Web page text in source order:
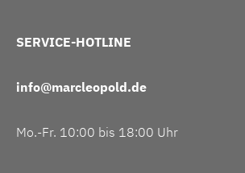
SERVICE-HOTLINE
info@marcleopold.de
Mo.-Fr. 10:00 bis 18:00 Uhr